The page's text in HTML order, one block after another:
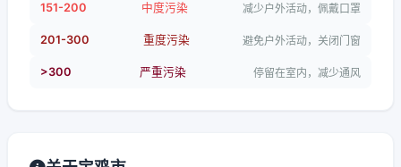
151-200 中度污染 减少户外活动，佩戴口罩
201-300 重度污染 避免户外活动，关闭门窗
>300 严重污染 停留在室内，减少通风